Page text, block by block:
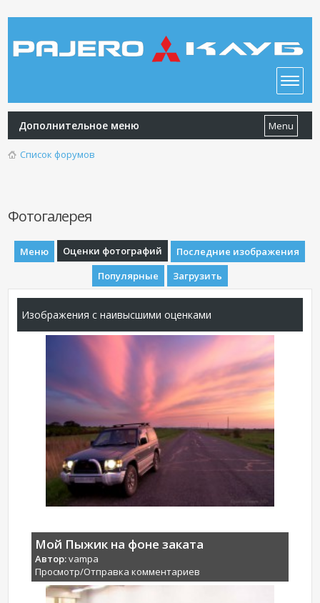
Дополнительное меню Menu
Список форумов
Фотогалерея
Меню Оценки фотографий
Последние изображения
Популярные
Загрузить
Изображения с наивысшими оценками
Мой Пыжик на фоне заката
Автор:vampa
Просмотр/Отправка комментариев